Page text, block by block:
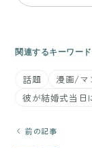
関連するキーワード
話題
漫画/マ
彼が結婚式当日
前の記事